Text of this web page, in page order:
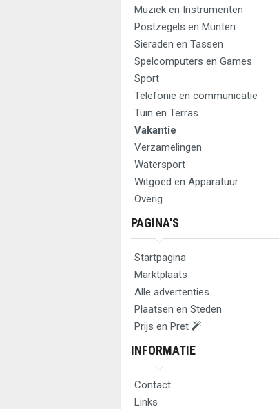
Muziek en Instrumenten
Postzegels en Munten
Sieraden en Tassen
Spelcomputers en Games
Sport
Telefonie en communicatie
Tuin en Terras
Vakantie
Verzamelingen
Watersport
Witgoed en Apparatuur
Overig
PAGINA'S
Startpagina
Marktplaats
Alle advertenties
Plaatsen en Steden
Prijs en Pret
INFORMATIE
Contact
Links